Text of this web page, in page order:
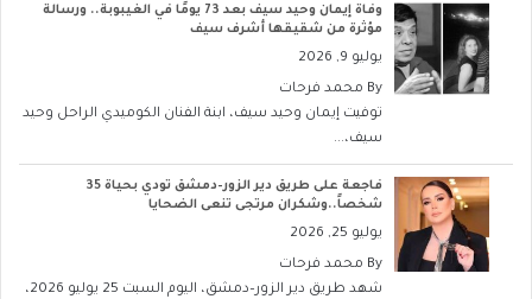
وفاة إيمان وحيد سيف بعد 73 يومًا في الغيبوبة.. ورسالة
مؤثرة من شقيقها أشرف سيف
يوليو 9, 2026
By محمد فرحات
توفيت إيمان وحيد سيف، ابنة الفنان الكوميدي الراحل وحيد
سيف،...
فاجعة على طريق دير الزور–دمشق تودي بحياة 35
شخصاً..وشكران مرتجى تنعى الضحايا
يوليو 25, 2026
By محمد فرحات
شهد طريق دير الزور–دمشق، اليوم السبت 25 يوليو 2026،